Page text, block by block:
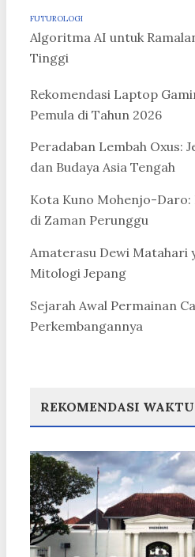
FUTUROLOGI
Algoritma AI untuk
Tinggi
Rekomendasi Laptop
Pemula di Tahun 2026
Peradaban Lembah Oxus:
dan Budaya Asia Tengah
Kota Kuno Mohenjo-
di Zaman Perunggu
Amaterasu Dewi Matahari
Mitologi Jepang
Sejarah Awal Permainan
Perkembangannya
REKOMENDASI WAKTU